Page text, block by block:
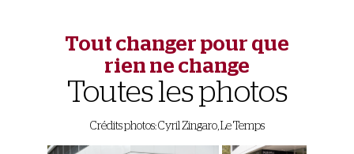
Tout changer pour que
rien ne change
Toutes les photos
Crédits photos: Cyril Zingaro, Le Temps